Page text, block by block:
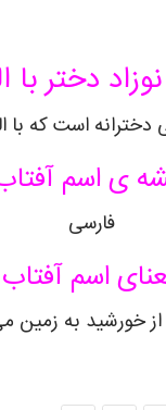
دختر با
دخترانه است که با
ی اسم
فارسی
اسم آفتاب
خورشید به زمین